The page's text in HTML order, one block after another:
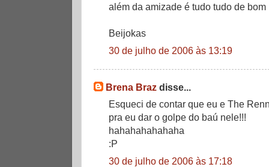
além da amizade é tudo tudo de bom
Beijokas
30 de julho de 2006 às 13:19
Brena Braz disse...
Esqueci de contar que eu e The
pra eu dar o golpe do baú nele!!!
hahahahahahaha
:P
30 de julho de 2006 às 17:18